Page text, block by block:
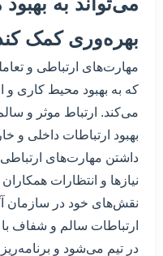
بهره‌وری کمک
مهارت‌های ارتباطی و
که به بهبود محیط کاری و
می‌کند. ارتباط موثر و
بهبود ارتباطات داخلی و
داشتن مهارت‌های ارتباطی
نیازها و انتظارات
نقش‌های خود در سازمان
ارتباطات سالم و شفاف
در تیم می‌شود و